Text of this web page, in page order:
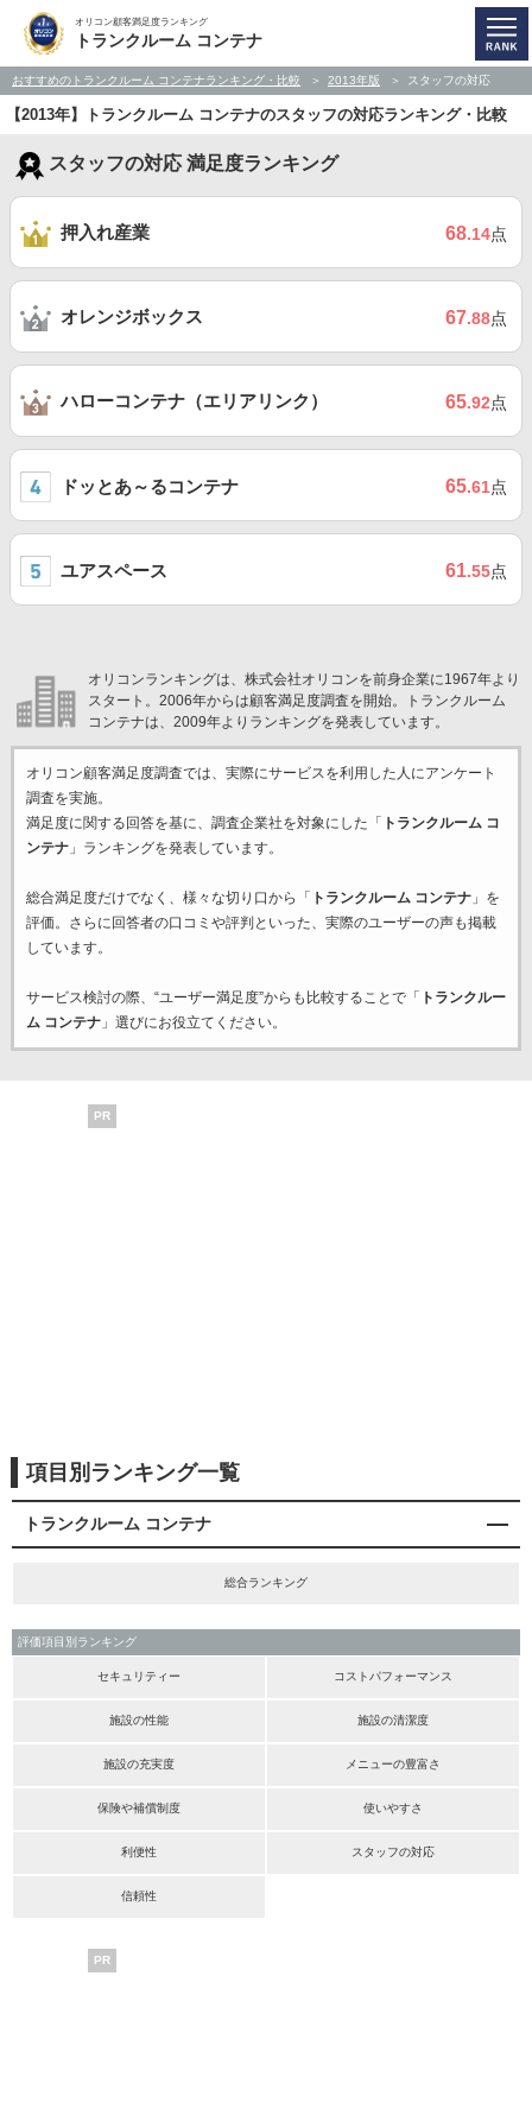
オリコン顧客満足度ランキング
トランクルーム コンテナ
おすすめのトランクルーム コンテナランキング・比較 2013年版 スタッフの対応
【2013年】トランクルーム コンテナのスタッフの対応ランキング・比較
スタッフの対応 満足度ランキング
押入れ産業 68.14点
オレンジボックス 67.88点
ハローコンテナ（エリアリンク） 65.92点
ドッとあ～るコンテナ 65.61点
ユアスペース 61.55点
オリコンランキングは、株式会社オリコンを前身企業に1967年より
スタート。2006年からは顧客満足度調査を開始。トランクルーム
コンテナは、2009年よりランキングを発表しています。
オリコン顧客満足度調査では、実際にサービスを利用した 人にアンケート
調査を実施。
満足度に関する回答を基に、調査企業社を対象にした「
トランクルーム コ
ンテナ」ランキングを発表しています。
総合満足度だけでなく、様々な切り口から「 トランクルーム コンテナ」を
評価。さらに回答者の口コミや評判といった、実際のユーザーの声も掲載
しています。
サービス検討の際、“ユーザー満足度”からも比較することで「
トランクルー
ム コンテナ」選びにお役立てください。
PR
項目別ランキング一覧
トランクルーム コンテナ
総合ランキング
評価項目別ランキング
セキュリティー コストパフォーマンス
施設の性能 施設の清潔度
施設の充実度 メニューの豊富さ
保険や補償制度 使いやすさ
利便性 スタッフの対応
信頼性
PR